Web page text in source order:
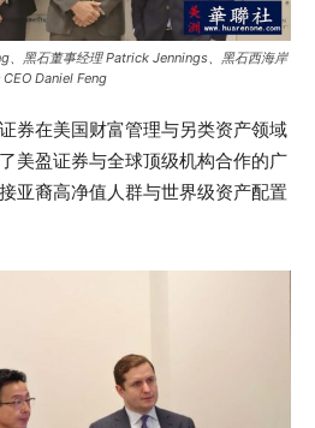
、黑石董事经理 Patrick Jennings、黑石西海岸
Daniel Feng
券在美国财富管理与另类资产领域
美盈证券与全球顶级机构合作的广
亚裔高净值人群与世界级资产配置